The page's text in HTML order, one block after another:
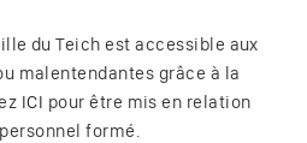
du Teich est accessible aux
malentendantes grâce à la
ICI pour être mis en relation
formé.